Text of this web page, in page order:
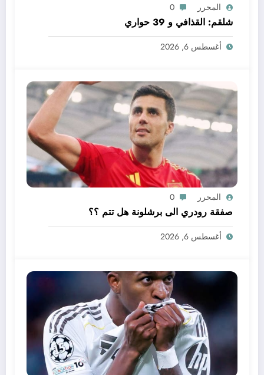
المحرر 0
شلقم: القذافي و 39 حواري
أغسطس 6, 2026
المحرر 0
صفقة رودري الى برشلونة هل تتم ؟؟
أغسطس 6, 2026